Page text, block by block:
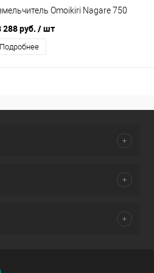
Omoikiri Nagare 750
288 руб. / шт
Подробнее